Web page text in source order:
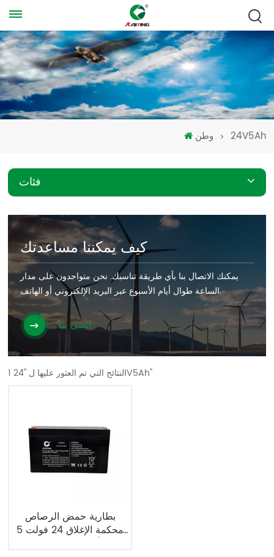
وطن 24V5Ah
فئات
كيف يمكننا مساعدتك
يمكنك الاتصال بنا بأي طريقة تناسبك. نحن متواجدون على مدار
الساعة طوال أيام الأسبوع عبر البريد الإلكتروني أو الهاتف.
اتصل بنا
1 النتائج التي تم العثور عليها ل "24V5Ah"
بطارية حمض الرصاص
محكمة الإغلاق 24 فولت 5